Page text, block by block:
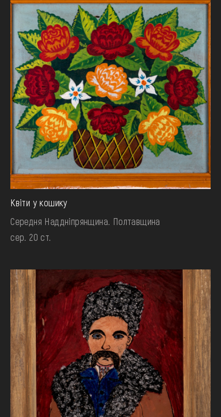
Квіти у кошику
Середня Наддніпрянщина. Полтавщина
сер. 20 ст.